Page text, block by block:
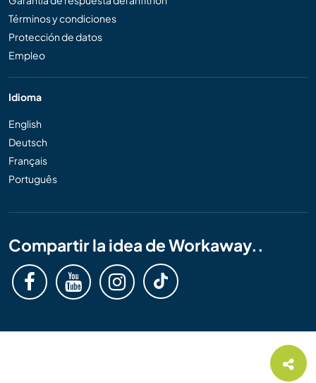
Términos y condiciones
Protección de datos
Empleo
Idioma
English
Deutsch
Français
Português
Compartir la idea de Workaway..